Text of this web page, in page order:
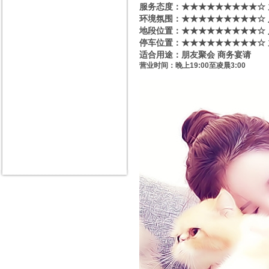
服务态度：★★★★★★★★★☆
环境氛围：★★★★★★★★★☆
地段位置：★★★★★★★★★☆
停车位置：★★★★★★★★★☆
适合用途：朋友聚会 商务宴请
营业时间：晚上19:00至凌晨3:00